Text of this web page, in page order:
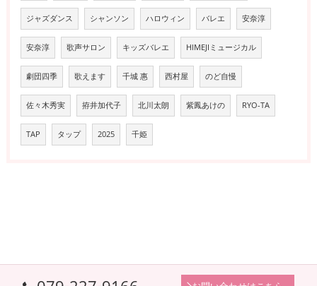
ジャズダンス シャンソン ハロウィン バレエ 安奈淳
安奈淳 歌声サロン キッズバレエ HIMEJIミュージカル
劇団四季 歌えます 千城 惠 西村屋 のど自慢
佐々木秀実 拵井加代子 北川太朗 紫鳳あけの RYO-TA
TAP タップ 2025 千姫